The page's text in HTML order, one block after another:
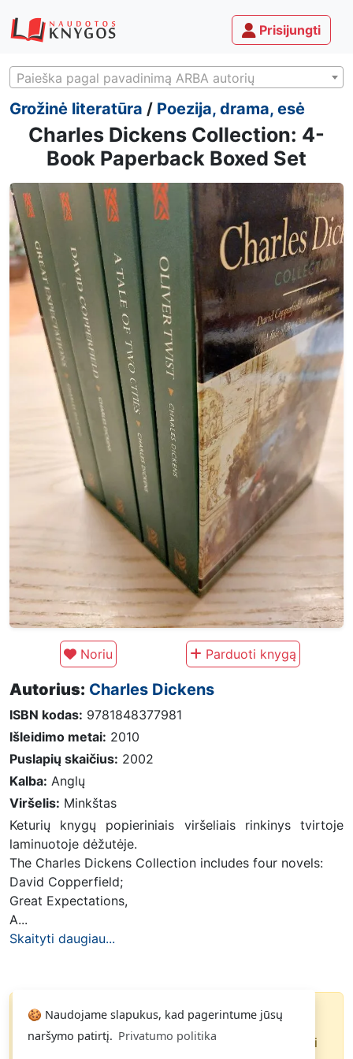
🍪 Naudojame slapukus, kad pagerintume jūsų
naršymo patirtį. Privatumo politika
Prisijungti
Paieška pagal pavadinimą ARBA autorių
Grožinė literatūra / Poezija, drama, esė
Charles Dickens Collection: 4-
Book Paperback Boxed Set
Noriu Parduoti knygą
Autorius: Charles Dickens
ISBN kodas: 9781848377981
Išleidimo metai: 2010
Puslapių skaičius: 2002
Kalba: Anglų
Viršelis: Minkštas
Keturių knygų popieriniais viršeliais rinkinys tvirtoje
laminuotoje dėžutėje.
The Charles Dickens Collection includes four novels:
David Copperfield;
Great Expectations,
A...
Skaityti daugiau...
Knyga parduota
Paspauskite
Noriu ir gausite pranešimą, kai